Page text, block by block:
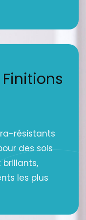
résistants
des sols
brillants,
les plus